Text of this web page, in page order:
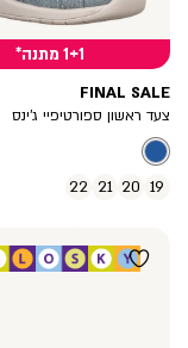
1+1 מתנה*
FINAL SALE
צעד ראשון ספורטיפיי ג’ינס
19
20
21
22